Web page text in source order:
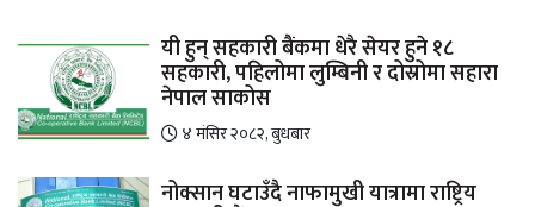
यी हुन् सहकारी बैंकमा धेरै सेयर हुने १८
सहकारी, पहिलोमा लुम्बिनी र दोस्रोमा सहारा
नेपाल साकोस
४ मंसिर २०८२, बुधबार
नोक्सान घटाउँदै नाफामुखी यात्रामा राष्ट्रिय